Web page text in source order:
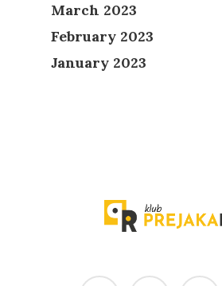
March 2023
February 2023
January 2023